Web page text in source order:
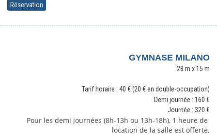
Réservation
GYMNASE MILANO
28 m x 15 m
Tarif horaire : 40 € (20 € en double-occupation)
Demi journée : 160 €
Journée : 320 €
Pour les demi journées (8h-13h ou 13h-18h), 1 heure de
location de la salle est offerte.